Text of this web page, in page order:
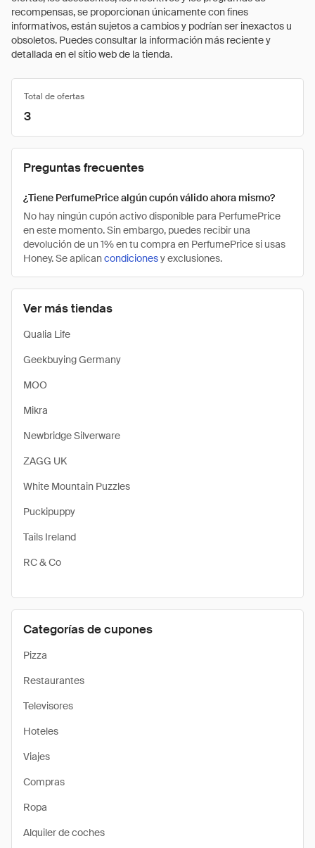
recompensas, se proporcionan únicamente con fines
informativos, están sujetos a cambios y podrían ser inexactos u
obsoletos. Puedes consultar la información más reciente y
detallada en el sitio web de la tienda.
Ver más tiendas
Qualia Life
Geekbuying Germany
MOO
Mikra
Newbridge Silverware
ZAGG UK
White Mountain Puzzles
Puckipuppy
Tails Ireland
RC & Co
Categorías de cupones
Pizza
Restaurantes
Televisores
Hoteles
Viajes
Compras
Ropa
Alquiler de coches
Total de ofertas
3
Preguntas frecuentes
¿Tiene PerfumePrice algún cupón válido ahora mismo?
No hay ningún cupón activo disponible para PerfumePrice
en este momento. Sin embargo, puedes recibir una
devolución de un 1% en tu compra en PerfumePrice si usas
Honey. Se aplicancondicionesy exclusiones.